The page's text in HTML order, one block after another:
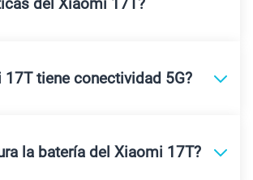
del Xiaomi 17T?
17T tiene conectividad 5G?
la batería del Xiaomi 17T?